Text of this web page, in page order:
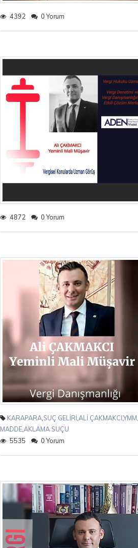
4392 0 Yorum
4872 0 Yorum
KARAPARA, SUÇ GELİRİ,ALİ ÇAKMAKCI,YMM
MADDE,AKLAMA SUÇU
5535
0 Yorum